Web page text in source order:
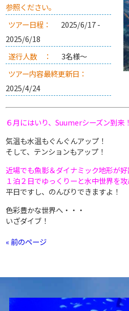
参照ください。
ツアー日程：
2025/6/17 -
2025/6/18
遂行人数 ：
3名様～
ツアー内容最終更新日：
2025/4/24
６月にはいり、Suumerシーズン到来！
気温も水温もぐんぐんアップ！
そして、テンションもアップ！
近場でも魚影＆ダイナミック地形が好
１泊２日でゆっくりーと水中世界を攻
平日ですし、のんびりできますよ！
色彩豊かな世界へ・・・
いざダイブ！
« 前のページ